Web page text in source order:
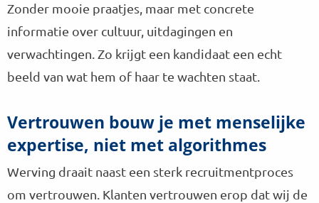
Zonder mooie praatjes, maar met concrete
informatie over cultuur, uitdagingen en
verwachtingen. Zo krijgt een kandidaat een echt
beeld van wat hem of haar te wachten staat.
Vertrouwen bouw je met menselijke
expertise, niet met algorithmes
Werving draait naast een sterk recruitmentproces
om vertrouwen. Klanten vertrouwen erop dat wij de